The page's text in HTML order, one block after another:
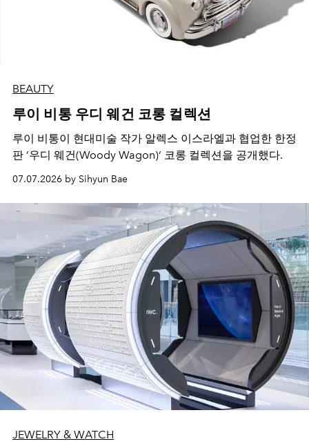
BEAUTY
루이 비통 우디 웨건 코롱 컬렉션
루이 비통이 현대미술 작가 알렉스 이스라엘과 협업한 한정
판 ’우디 웨건(Woody Wagon)‘ 코롱 컬렉션을 공개했다.
07.07.2026 by Sihyun Bae
JEWELRY & WATCH